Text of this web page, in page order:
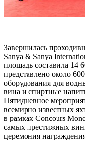
Завершилась
Sanya & Sanya
площадь составила 14
представлено около
оборудования для
вина и спиртные
Пятидневное
всемирно известных
в рамках Concours
самых престижных
церемония